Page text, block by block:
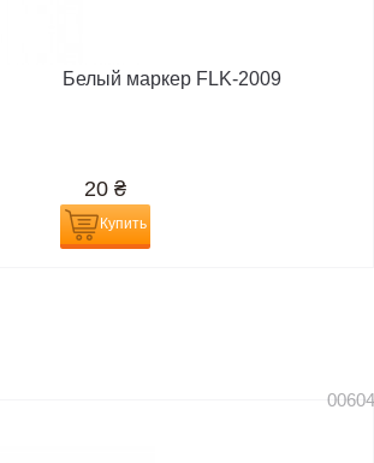
Белый маркер FLK-2009
20 ₴
Купить